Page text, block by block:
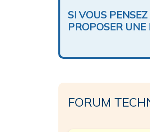
SI VOUS
PROPOSER
FORUM